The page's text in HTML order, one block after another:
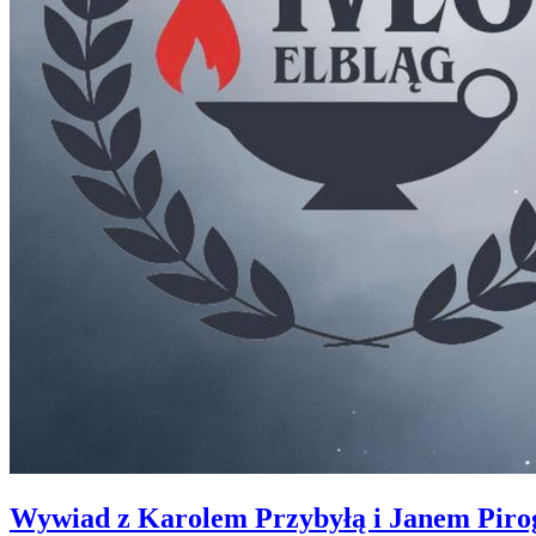
Wywiad z Karolem Przybyłą i Janem